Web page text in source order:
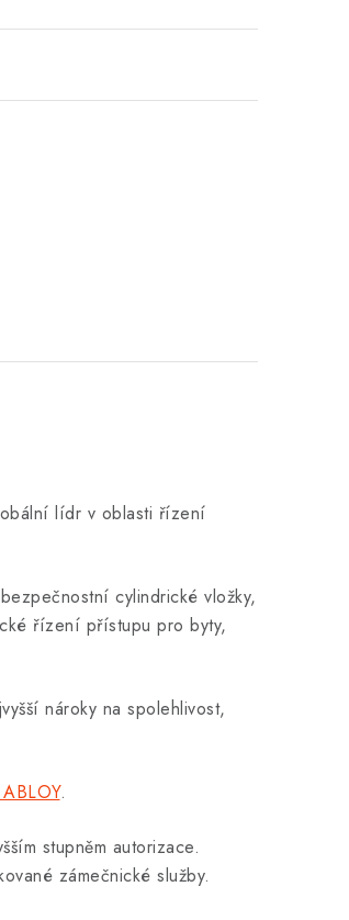
lídr v oblasti řízení
cylindrické vložky,
řízení přístupu pro byty,
nároky na spolehlivost,
.
stupněm autorizace.
zámečnické služby.